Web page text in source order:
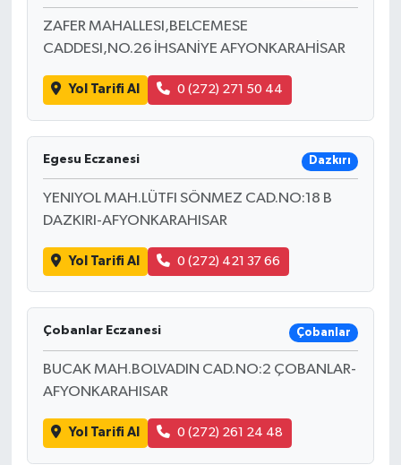
ZAFER MAHALLESI,BELCEMESE
CADDESI,NO.26 İHSANİYE AFYONKARAHİSAR
Yol Tarifi Al 0 (272) 271 50 44
Egesu Eczanesi Dazkırı
YENIYOL MAH.LÜTFI SÖNMEZ CAD.NO:18 B
DAZKIRI-AFYONKARAHISAR
Yol Tarifi Al 0 (272) 421 37 66
Çobanlar Eczanesi Çobanlar
BUCAK MAH.BOLVADIN CAD.NO:2 ÇOBANLAR-
AFYONKARAHISAR
Yol Tarifi Al 0 (272) 261 24 48